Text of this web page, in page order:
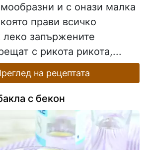
и с онази малка
прави всичко
леко запържените
с рикота рикота,...
на рецептата
с бекон